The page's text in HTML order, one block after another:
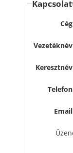
Cég
Vezetéknév
Keresztnév
Telefon
Email